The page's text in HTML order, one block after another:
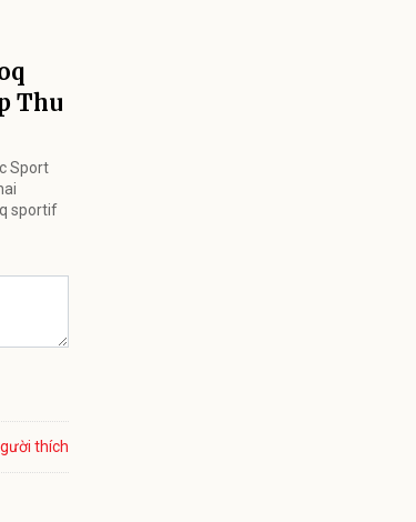
Thu
Sport
sportif
thích